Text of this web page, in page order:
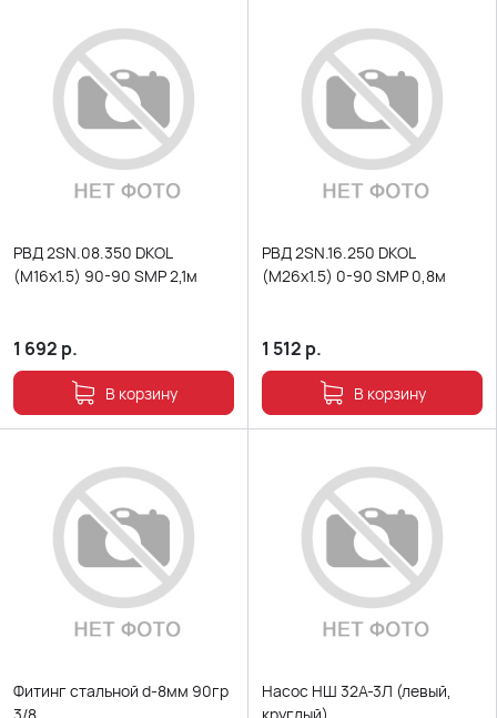
РВД 2SN.08.350 DKOL
(M16x1.5) 90-90 SMP 2,1м
1 692 р.
В корзину
РВД 2SN.16.250 DKOL
(M26x1.5) 0-90 SMP 0,8м
1 512 р.
В корзину
Фитинг стальной d-8мм 90гр
Насос НШ 32А-3Л (левый,